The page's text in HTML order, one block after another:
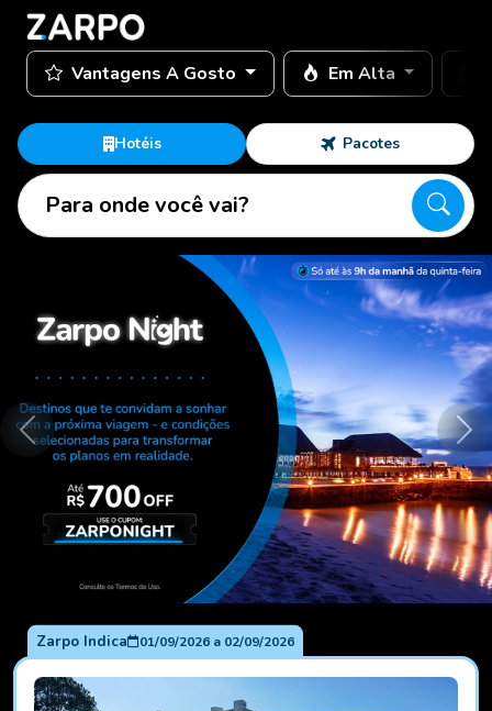
Vantagens A Gosto Em Alta
Hotéis Pacotes
Para onde você vai?
Anterior
Zarpo Indica 01/09/2026a 02/09/2026